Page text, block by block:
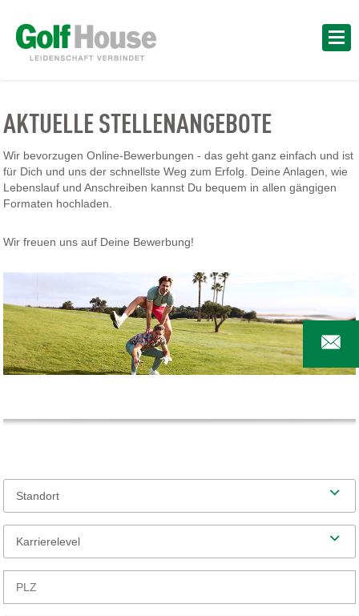
AKTUELLE STELLENANGEBOTE
Wir bevorzugen Online-Bewerbungen - das geht ganz einfach und ist
für Dich und uns der schnellste Weg zum Erfolg. Deine Anlagen, wie
Lebenslauf und Anschreiben kannst Du bequem in allen gängigen
Formaten hochladen.
Wir freuen uns auf Deine Bewerbung!
Standort
Karrierelevel